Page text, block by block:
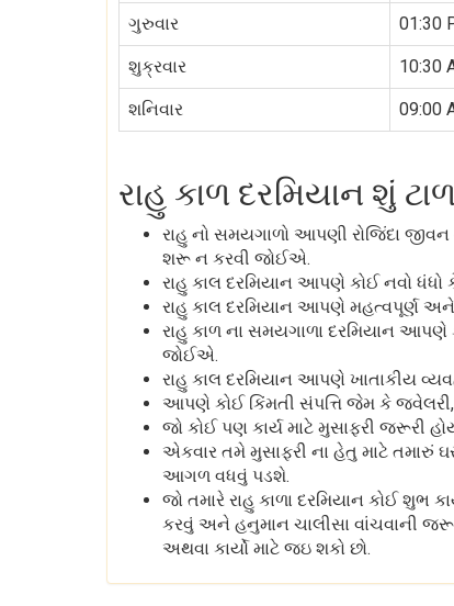
ગુરુવાર 01:30
શુક્રવાર 10:30
શનિવાર 09:00
રાહુ કાળ દરમિયાન શું
રાહુ નો સમયગાળો આપણી રોજિંદા
શરૂ ન કરવી જોઈએ.
રાહુ કાલ દરમિયાન આપણે કોઈ નવો
રાહુ કાલ દરમિયાન આપણે મહત્વપૂર્ણ અને
રાહુ કાળ ના સમયગાળા દરમિયાન
જોઈએ.
રાહુ કાલ દરમિયાન આપણે ખાતાકીય
આપણે કોઈ કિંમતી સંપત્તિ જેમ કે જ્વેલરી,
જો કોઈ પણ કાર્ય માટે મુસાફરી જરૂરી
એકવાર તમે મુસાફરી ના હેતુ માટે તમારું
આગળ વધવું પડશે.
જો તમારે રાહુ કાળા દરમિયાન કોઈ શુભ
કરવું અને હનુમાન ચાલીસા વાંચવાની
અથવા કાર્યો માટે જઇ શકો છો.